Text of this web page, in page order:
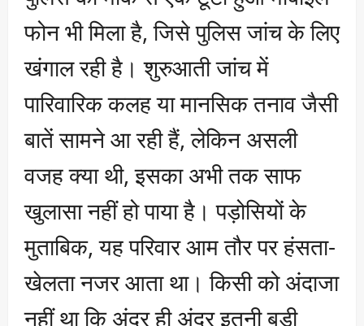
फोन भी मिला है, जिसे पुलिस जांच के लिए
खंगाल रही है। शुरुआती जांच में
पारिवारिक कलह या मानसिक तनाव जैसी
बातें सामने आ रही हैं, लेकिन असली
वजह क्या थी, इसका अभी तक साफ
खुलासा नहीं हो पाया है। पड़ोसियों के
मुताबिक, यह परिवार आम तौर पर हंसता-
खेलता नजर आता था। किसी को अंदाजा
नहीं था कि अंदर ही अंदर इतनी बड़ी